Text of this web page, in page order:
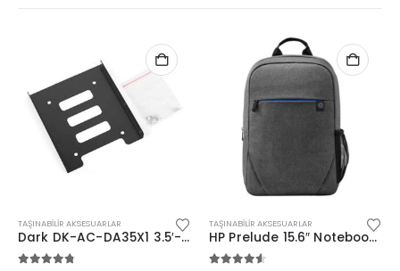
TAŞINABILIR AKSESUARLAR
Dark DK-AC-DA35X1 3.5′-1×2.5” SSD/HDD Dönüştürücü
TAŞINABILIR AKSESUARLAR
HP Prelude 15.6″ Notebook Sırt Çantası Gri (BOX)